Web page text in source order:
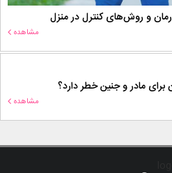
و روش‌های کنترل در منزل
مشاهده
برای مادر و جنین خطر دارد؟
مشاهده